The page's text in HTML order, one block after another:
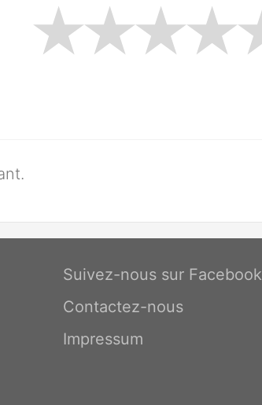
Suivez-nous sur Facebook
Contactez-nous
Impressum